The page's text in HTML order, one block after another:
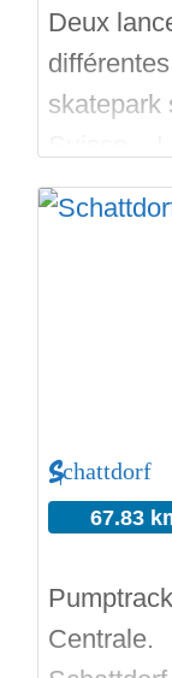
Deux
skatepark
Suisse.
et, il est
le
Schattdorf
67.83
Centrale.